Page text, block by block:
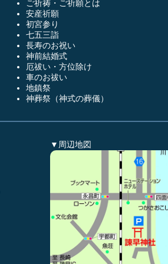
ご祈祷・ご祈願とは
安産祈願
初宮参り
七五三詣
長寿のお祝い
神前結婚式
厄祓い・方位除け
車のお祓い
地鎮祭
神葬祭（神式の葬儀）
▼周辺地図